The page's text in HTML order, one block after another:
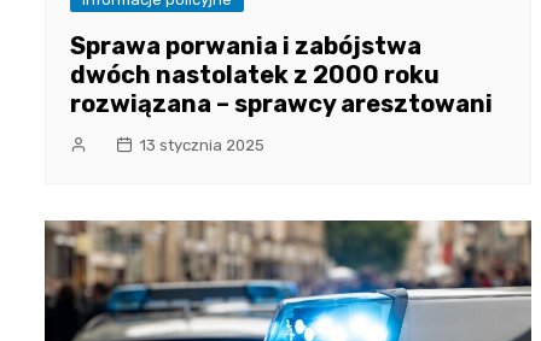
Sprawa porwania i zabójstwa
dwóch nastolatek z 2000 roku
rozwiązana – sprawcy aresztowani
13 stycznia 2025